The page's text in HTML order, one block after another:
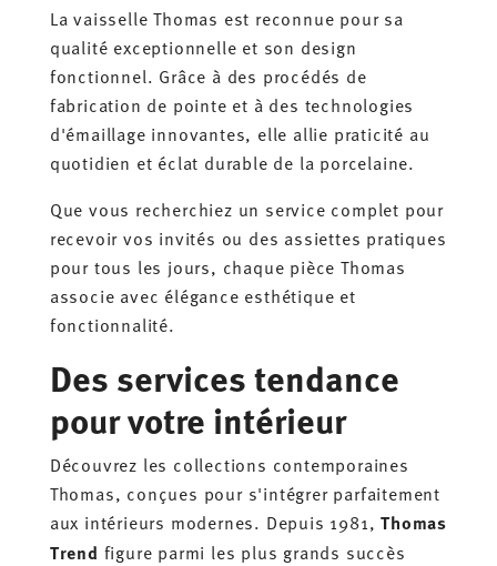
La vaisselle Thomas est reconnue pour sa
qualité exceptionnelle et son design
fonctionnel. Grâce à des procédés de
fabrication de pointe et à des technologies
d'émaillage innovantes, elle allie praticité au
quotidien et éclat durable de la porcelaine.
Que vous recherchiez un service complet pour
recevoir vos invités ou des assiettes pratiques
pour tous les jours, chaque pièce Thomas
associe avec élégance esthétique et
fonctionnalité.
Des services tendance
pour votre intérieur
Découvrez les collections contemporaines
Thomas, conçues pour s'intégrer parfaitement
aux intérieurs modernes. Depuis 1981,Thomas
Trend figure parmi les plus grands succès